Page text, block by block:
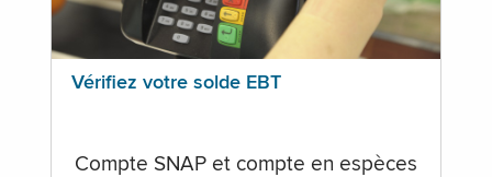
Vérifiez votre solde EBT
Compte SNAP et compte en espèces